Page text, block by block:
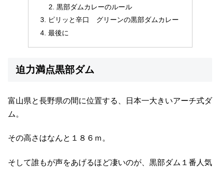
黒部ダムカレーのルール
ピリッと辛口 グリーンの黒部ダムカレー
最後に
迫力満点黒部ダム
富山県と長野県の間に位置する、日本一大きいアーチ式ダ
ム。
その高さはなんと１８６ｍ。
そして誰もが声をあげるほど凄いのが、黒部ダム１番人気